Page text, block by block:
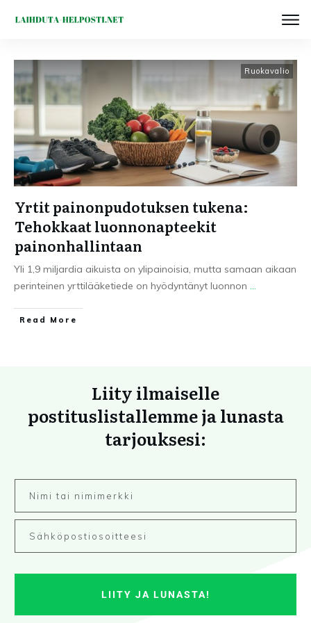
Ruokavalio
Yrtit painonpudotuksen tukena:
Tehokkaat luonnonapteekit
painonhallintaan
Yli 1,9 miljardia aikuista on ylipainoisia, mutta samaan aikaan
perinteinen yrttilääketiede on hyödyntänyt luonnon ...
Read More
Liity ilmaiselle
postituslistallemme ja lunasta
tarjouksesi:
LIITY JA LUNASTA!